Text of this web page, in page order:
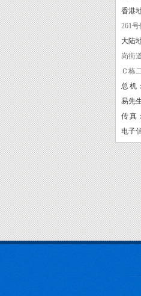
香港
261
大陆
岗街
Ｃ栋
总 机：
易先
传 真：
电子